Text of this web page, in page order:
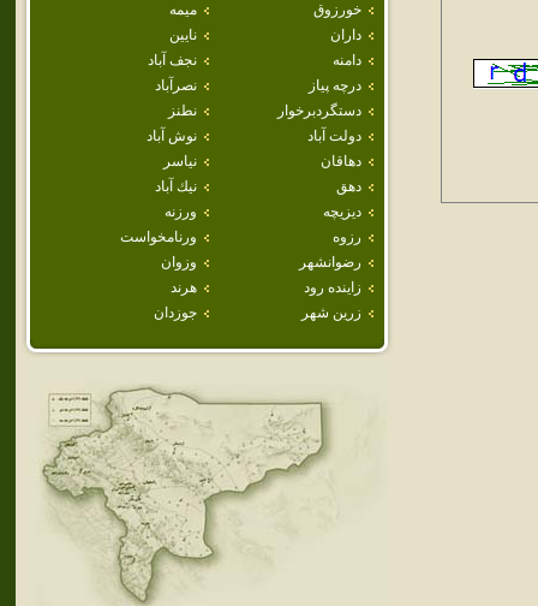
خورزوق
ميمه
داران
نايين
دامنه
نجف آباد
درچه پياز
نصرآباد
دستگردبرخوار
نطنز
دولت آباد
نوش آباد
دهاقان
نياسر
دهق
نيك آباد
ديزيچه
ورزنه
رزوه
ورنامخواست
رضوانشهر
وزوان
زاينده رود
هرند
زرين شهر
جوزدان